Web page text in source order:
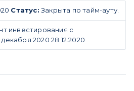
Статус: Закрыта по тайм-ауту.
инвестирования с
2020 28.12.2020